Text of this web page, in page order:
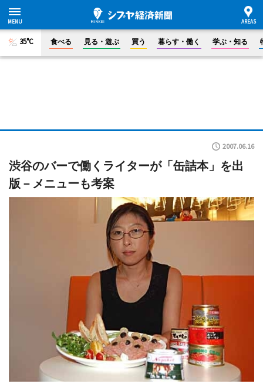
35°C 食べる 見る・遊ぶ 買う 暮らす・働く 学ぶ・知る
2007.06.16
渋谷のバーで働くライターが「缶詰本」を出
版－メニューも考案